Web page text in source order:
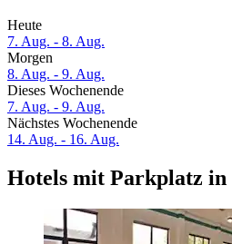
Heute
7. Aug. - 8. Aug.
Morgen
8. Aug. - 9. Aug.
Dieses Wochenende
7. Aug. - 9. Aug.
Nächstes Wochenende
14. Aug. - 16. Aug.
Hotels mit Parkplatz in